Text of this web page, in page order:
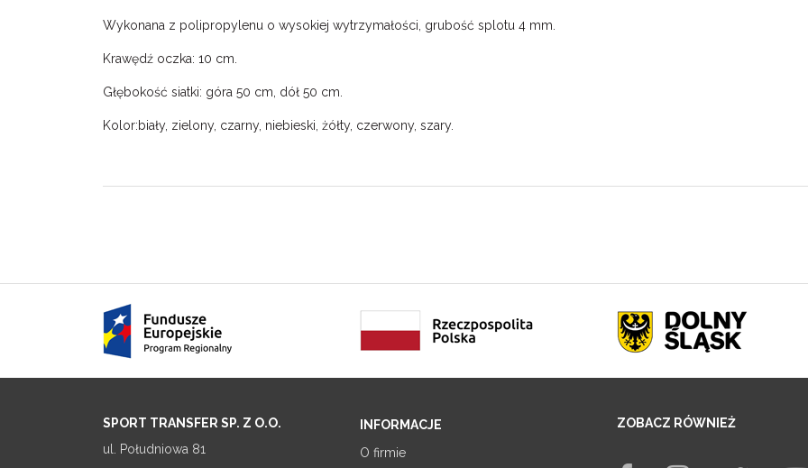
Wykonana z polipropylenu o wysokiej wytrzymałości, grubość splotu 4 mm.
Krawędź oczka: 10 cm.
Głębokość siatki: góra 50 cm, dół 50 cm.
Kolor:biały, zielony, czarny, niebieski, żółty, czerwony, szary.
SPORT TRANSFER SP. Z O.O.
ul. Południowa 81
INFORMACJE
O firmie
ZOBACZ RÓWNIEŻ